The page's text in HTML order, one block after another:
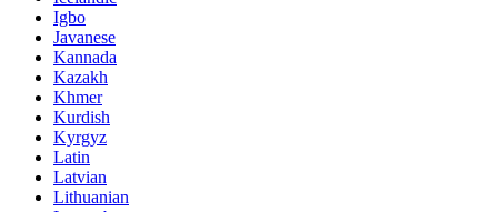
Igbo
Javanese
Kannada
Kazakh
Khmer
Kurdish
Kyrgyz
Latin
Latvian
Lithuanian